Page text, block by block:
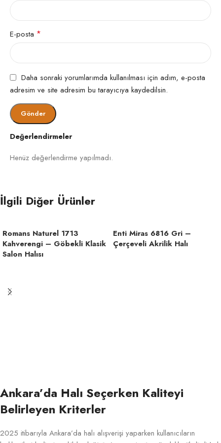
YÜKSEKLIĞI
düzeltilir.
Polip Halı Nasıl Temizlenir?
Polip halılar pratik temizlenir; düzenli bakım
ömrünü uzatır. Yılda bir profesyonel yıkama
önerilir.
Evde kimyasal kullanılmadan süpürme ve nemli
bezle hafif silme yapılır. Hav yönünde çalışmak
halıyı korur.
Lekeler tazeyken temizlenmelidir. İz tekrarlarsa
Bölge hafifçe taranarak eski formuna getirilir.
Değerlendirmeler
Henüz değerlendirme yapılmadı.
E-posta *
Daha sonraki yorumlarımda kullanılması için adım, e-posta
adresim ve site adresim bu tarayıcıya kaydedilsin.
İlgili Diğer Ürünler
Romans Naturel 1713
Kahverengi – Göbekli Klasik
Salon Halısı
Enti Miras 6816 Gri –
Çerçeveli Akrilik Halı
Ankara’da Halı Seçerken Kaliteyi
Belirleyen Kriterler
2025 itibarıyla Ankara’da halı alışverişi yaparken kullanıcıların